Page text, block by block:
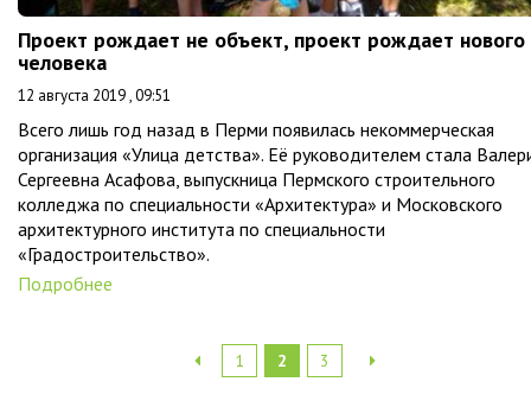
Проект рождает не объект, проект рождает нового
человека
12 августа 2019 , 09:51
Всего лишь год назад в Перми появилась некоммерческая
организация «Улица детства». Её руководителем стала
Сергеевна Асафова, выпускница Пермского строительного
колледжа по специальности «Архитектура» и Московского
архитектурного института по специальности
«Градостроительство».
Подробнее
1 2 3